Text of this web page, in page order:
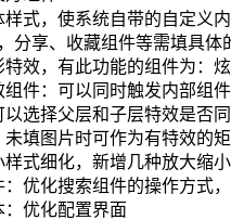
样式，使系统自带的自定义
分享、收藏组件等需填具体
特效，有此功能的组件为：
组件：可以同时触发内部组
以选择父层和子层特效是否
未填图片时可作为有特效的
样式细化，新增几种放大缩小
：优化搜索组件的操作方式
：优化配置界面